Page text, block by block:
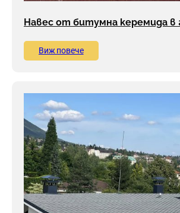
Навес от битумна керемида в
Виж повече